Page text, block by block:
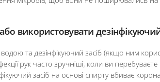
використовувати дезінфікуючий
та дезінфікуючий засіб (якщо ним
рук часто зручніші, коли ви
засіб на основі спирту вбиває